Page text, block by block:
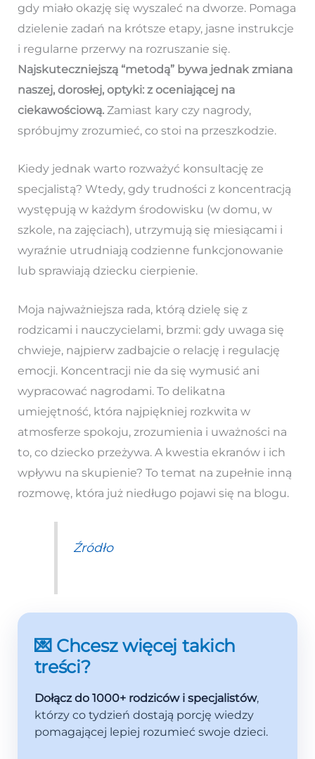
gdy miało okazję się wyszaleć na dworze. Pomaga
dzielenie zadań na krótsze etapy, jasne instrukcje
i regularne przerwy na rozruszanie się.
Najskuteczniejszą “metodą” bywa jednak zmiana
naszej, dorosłej, optyki: z oceniającej na
ciekawościową.Zamiast kary czy nagrody,
spróbujmy zrozumieć, co stoi na przeszkodzie.
Kiedy jednak warto rozważyć konsultację ze
specjalistą? Wtedy, gdy trudności z koncentracją
występują w każdym środowisku (w domu, w
szkole, na zajęciach), utrzymują się miesiącami i
wyraźnie utrudniają codzienne funkcjonowanie
lub sprawiają dziecku cierpienie.
Moja najważniejsza rada, którą dzielę się z
rodzicami i nauczycielami, brzmi: gdy uwaga się
chwieje, najpierw zadbajcie o relację i regulację
emocji. Koncentracji nie da się wymusić ani
wypracować nagrodami. To delikatna
umiejętność, która najpiękniej rozkwita w
atmosferze spokoju, zrozumienia i uważności na
to, co dziecko przeżywa. A kwestia ekranów i ich
wpływu na skupienie? To temat na zupełnie inną
rozmowę, która już niedługo pojawi się na blogu.
Źródło
💌 Chcesz więcej takich
treści?
Dołącz do 1000+ rodziców i specjalistów,
którzy co tydzień dostają porcję wiedzy
pomagającej lepiej rozumieć swoje dzieci.